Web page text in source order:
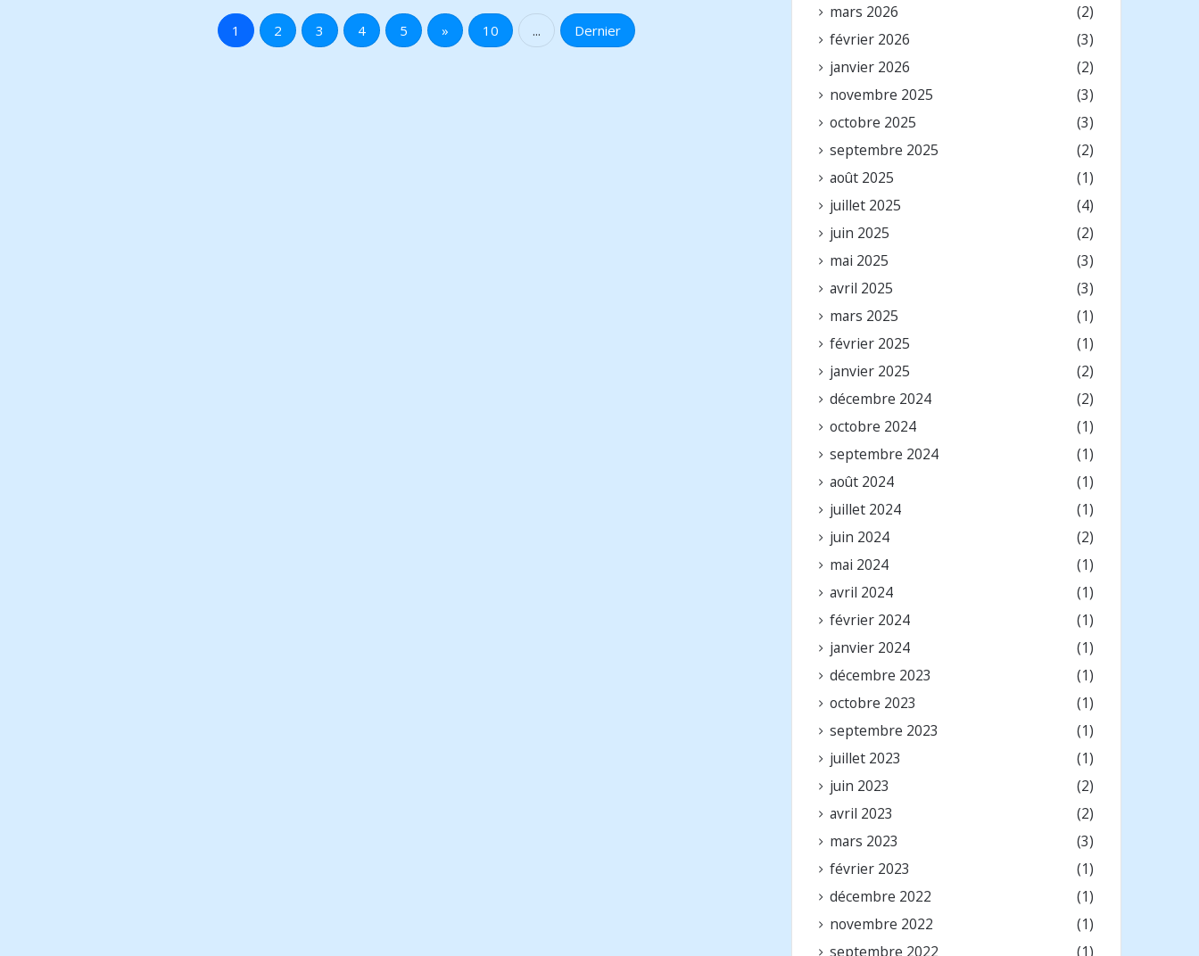
1 2 3 4 5 » 10 ... Dernier
mars 2026
(2)
février 2026
(3)
janvier 2026
(2)
novembre 2025
(3)
octobre 2025
(3)
septembre 2025
(2)
août 2025
(1)
juillet 2025
(4)
juin 2025
(2)
mai 2025
(3)
avril 2025
(3)
mars 2025
(1)
février 2025
(1)
janvier 2025
(2)
décembre 2024
(2)
octobre 2024
(1)
septembre 2024
(1)
août 2024
(1)
juillet 2024
(1)
juin 2024
(2)
mai 2024
(1)
avril 2024
(1)
février 2024
(1)
janvier 2024
(1)
décembre 2023
(1)
octobre 2023
(1)
septembre 2023
(1)
juillet 2023
(1)
juin 2023
(2)
avril 2023
(2)
mars 2023
(3)
février 2023
(1)
décembre 2022
(1)
novembre 2022
(1)
septembre 2022
(1)